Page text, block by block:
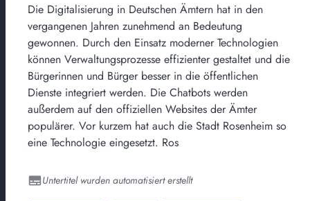
Die Digitalisierung in Deutschen Ämtern hat in den
vergangenen Jahren zunehmend an Bedeutung
gewonnen. Durch den Einsatz moderner Technologien
können Verwaltungsprozesse effizienter gestaltet und die
Bürgerinnen und Bürger besser in die öffentlichen
Dienste integriert werden. Die Chatbots werden
außerdem auf den offiziellen Websites der Ämter
populärer. Vor kurzem hat auch die Stadt Rosenheim so
eine Technologie eingesetzt. Ros
Untertitel wurden automatisiert erstellt